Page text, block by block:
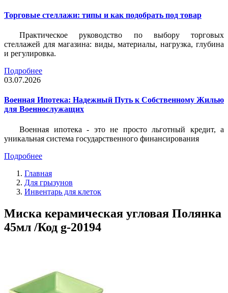
Торговые стеллажи: типы и как подобрать под товар
Практическое руководство по выбору торговых
стеллажей для магазина: виды, материалы, нагрузка, глубина
и регулировка.
Подробнее
03.07.2026
Военная Ипотека: Надежный Путь к Собственному Жилью
для Военнослужащих
Военная ипотека - это не просто льготный кредит, а
уникальная система государственного финансирования
Подробнее
Главная
Для грызунов
Инвентарь для клеток
Миска керамическая угловая Полянка
45мл /Код g-20194